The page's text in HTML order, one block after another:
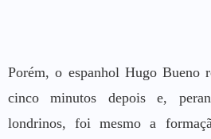
Porém, o espanhol Hugo Bueno
cinco minutos depois e,
londrinos, foi mesmo a